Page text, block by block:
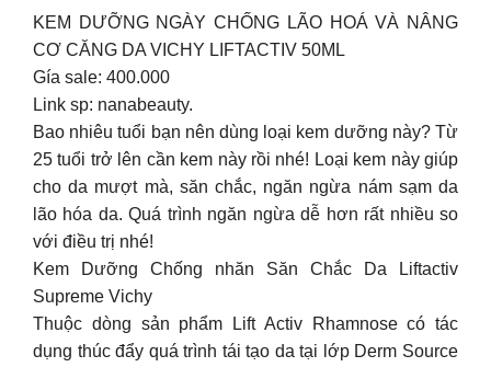
KEM DƯỠNG NGÀY CHỐNG LÃO HOÁ VÀ NÂNG
CƠ CĂNG DA VICHY LIFTACTIV 50ML
Gía sale: 400.000
Link sp: nanabeauty.
Bao nhiêu tuổi bạn nên dùng loại kem dưỡng này? Từ
25 tuổi trở lên cần kem này rồi nhé! Loại kem này giúp
cho da mượt mà, săn chắc, ngăn ngừa nám sạm da
lão hóa da. Quá trình ngăn ngừa dễ hơn rất nhiều so
với điều trị nhé!
Kem Dưỡng Chống nhăn Săn Chắc Da Liftactiv
Supreme Vichy
Thuộc dòng sản phẩm Lift Activ Rhamnose có tác
dụng thúc đẩy quá trình tái tạo da tại lớp Derm Source